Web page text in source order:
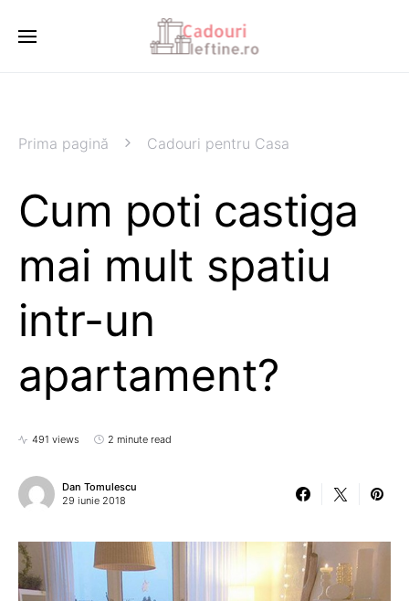
Prima pagină Cadouri pentru Casa
Cum poti castiga
mai mult spatiu
intr-un
apartament?
491 views 2 minute read
Dan Tomulescu
29 iunie 2018